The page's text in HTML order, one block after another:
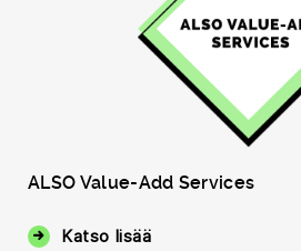
ALSO Value-Add Services
Katso lisää